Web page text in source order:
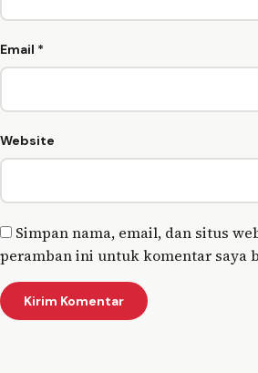
Email *
Website
Simpan nama, email, dan situs
peramban ini untuk komentar saya